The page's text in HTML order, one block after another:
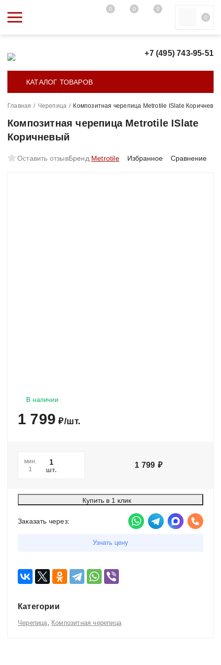
0 0
0
0
+7 (495) 743-95-51
КАТАЛОГ ТОВАРОВ
Главная / Черепица / Композитная черепица Metrotile ISlate
Композитная черепица Metrotile ISlate
Коричневый
Оставить отзывБренд:Metrotile Избранное Сравнение
В наличии
1 799 ₽/шт.
мин.
1
шт.
1 799 ₽
Купить в 1 клик
Заказать через:
Узнать цену
Категории
Черепица Композитная черепица